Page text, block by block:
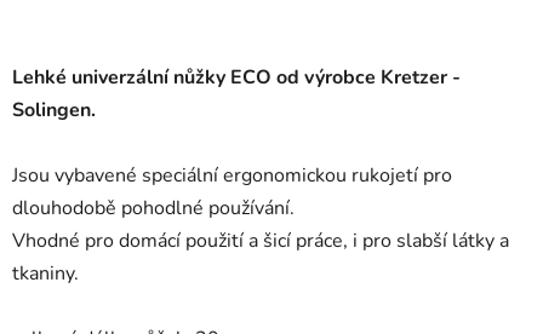
Lehké univerzální nůžky ECO od výrobce Kretzer -
Solingen.
Jsou vybavené speciální ergonomickou rukojetí pro
dlouhodobě pohodlné používání.
Vhodné pro domácí použití a šicí práce, i pro slabší látky a
tkaniny.